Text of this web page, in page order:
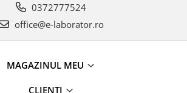
0372777524
office@e-laborator.ro
MAGAZINUL MEU
CLIENTI